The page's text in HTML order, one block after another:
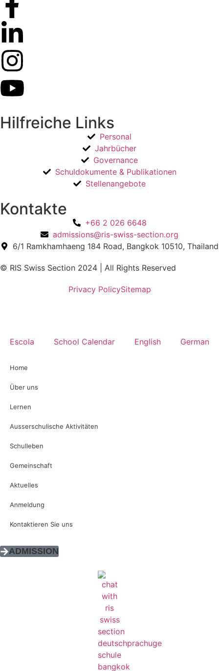
Hilfreiche Links
Personal
Jahrbücher
Governance
Schuldokumente & Publikationen
Stellenangebote
Kontakte
+66 2 026 6648
admissions@ris-swiss-section.org
6/1 Ramkhamhaeng 184 Road, Bangkok 10510, Thailand
© RIS Swiss Section 2024 | All Rights Reserved
Privacy PolicySitemap
Escola School Calendar English German
Home
Über uns
Lernen
Ausserschulische Aktivitäten
Schulleben
Gemeinschaft
Aktuelles
Anmeldung
Kontaktieren Sie uns
ADMISSION